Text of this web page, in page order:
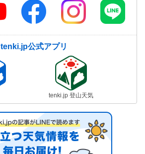
tenki.jp公式アプリ
tenki.jp 登山天気